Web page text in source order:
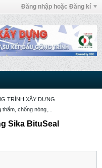
Đăng nhập hoặc Đăng kí
TRÌNH XÂY DỰNG
chống nóng,...
Sika BituSeal